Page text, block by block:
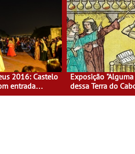
2016: Castelo
entrada
Exposição
dessa Terra do